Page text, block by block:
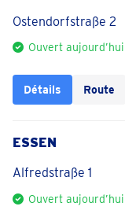
Ostendorfstraße 2
Ouvert aujourd’hui
Détails Route
ESSEN
Alfredstraße 1
Ouvert aujourd’hui